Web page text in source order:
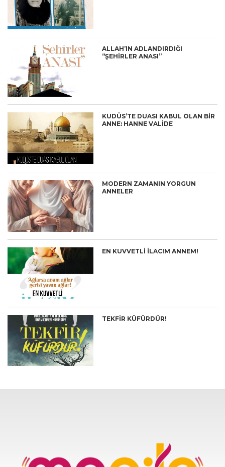
ALLAH’IN ADLANDIRDIĞI
“ŞEHİRLER ANASI”
KUDÜS’TE DUASI KABUL OLAN BİR
ANNE: HANNE VALİDE
MODERN ZAMANIN YORGUN
ANNELER
EN KUVVETLİ İLACIM ANNEM!
TEKFİR KÜFÜRDÜR!